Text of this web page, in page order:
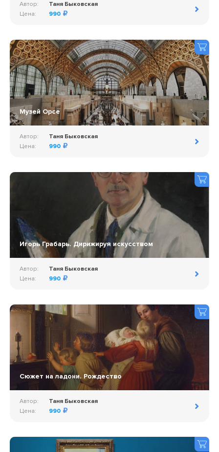
Автор:
Таня Быковская
Цена:
990
Музей Орсе
Автор:
Таня Быковская
Цена:
990
Игорь Грабарь. Дирижируя искусством
Автор:
Таня Быковская
Цена:
990
Сюжет на ладони. Рождество
Автор:
Таня Быковская
Цена:
990